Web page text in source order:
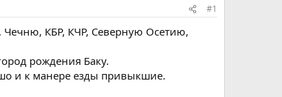
#1
Чечню, КБР, КЧР, Северную Осетию,
рождения Баку.
и к манере езды привыкшие.